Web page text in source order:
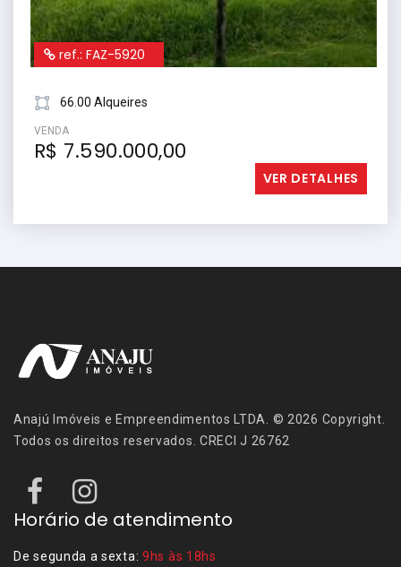
ref.: FAZ-5920
66.00 Alqueires
VENDA
R$ 7.590.000,00
VER DETALHES
Anajú Imóveis e Empreendimentos LTDA. © 2026 Copyright.
Todos os direitos reservados. CRECI J 26762
Horário de atendimento
De segunda a sexta: 9hs às 18hs